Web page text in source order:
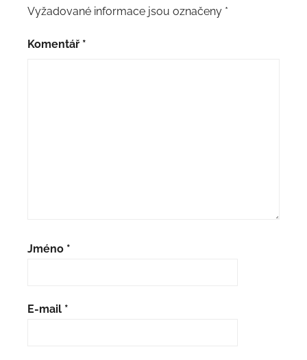
Vyžadované informace jsou označeny *
Komentář *
Jméno *
E-mail *